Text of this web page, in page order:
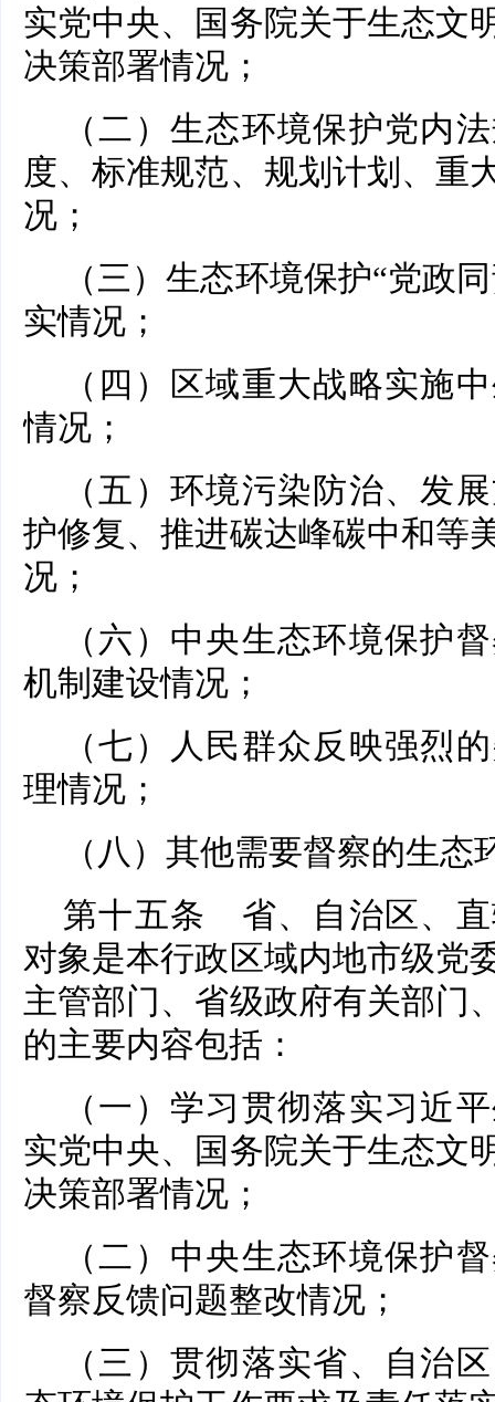
实党中央、国务院关于生态文
决策部署情况；
（二）生态环境保护党内
度、标准规范、规划计划、重
况；
（三）生态环境保护“党政
实情况；
（四）区域重大战略实施
情况；
（五）环境污染防治、发
护修复、推进碳达峰碳中和等
况；
（六）中央生态环境保护
机制建设情况；
（七）人民群众反映强烈
理情况；
（八）其他需要督察的生态
第十五条 省、自治区、直
对象是本行政区域内地市级党
主管部门、省级政府有关部门
的主要内容包括：
（一）学习贯彻落实习近
实党中央、国务院关于生态文
决策部署情况；
（二）中央生态环境保护
督察反馈问题整改情况；
（三）贯彻落实省、自治